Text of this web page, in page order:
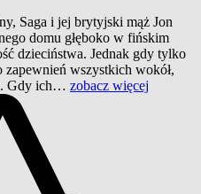
Saga i jej brytyjski mąż Jon
domu głęboko w fińskim
dzieciństwa. Jednak gdy tylko
zapewnień wszystkich wokół,
Gdy ich… zobacz więcej